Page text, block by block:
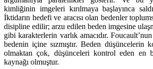
kimliğinin imgeleri kırılmaya başlayınca
İktidarın hedefi ve aracısı olan bedenler
disipline edilir; arzu edilen beden imgesine
gibi karakterlerin varlık amacıdır.
bedenin içine sızmıştır. Beden düşüncelerin
olmaktan çok, düşünceleri kontrol eden en
kaynağı olmuştur.